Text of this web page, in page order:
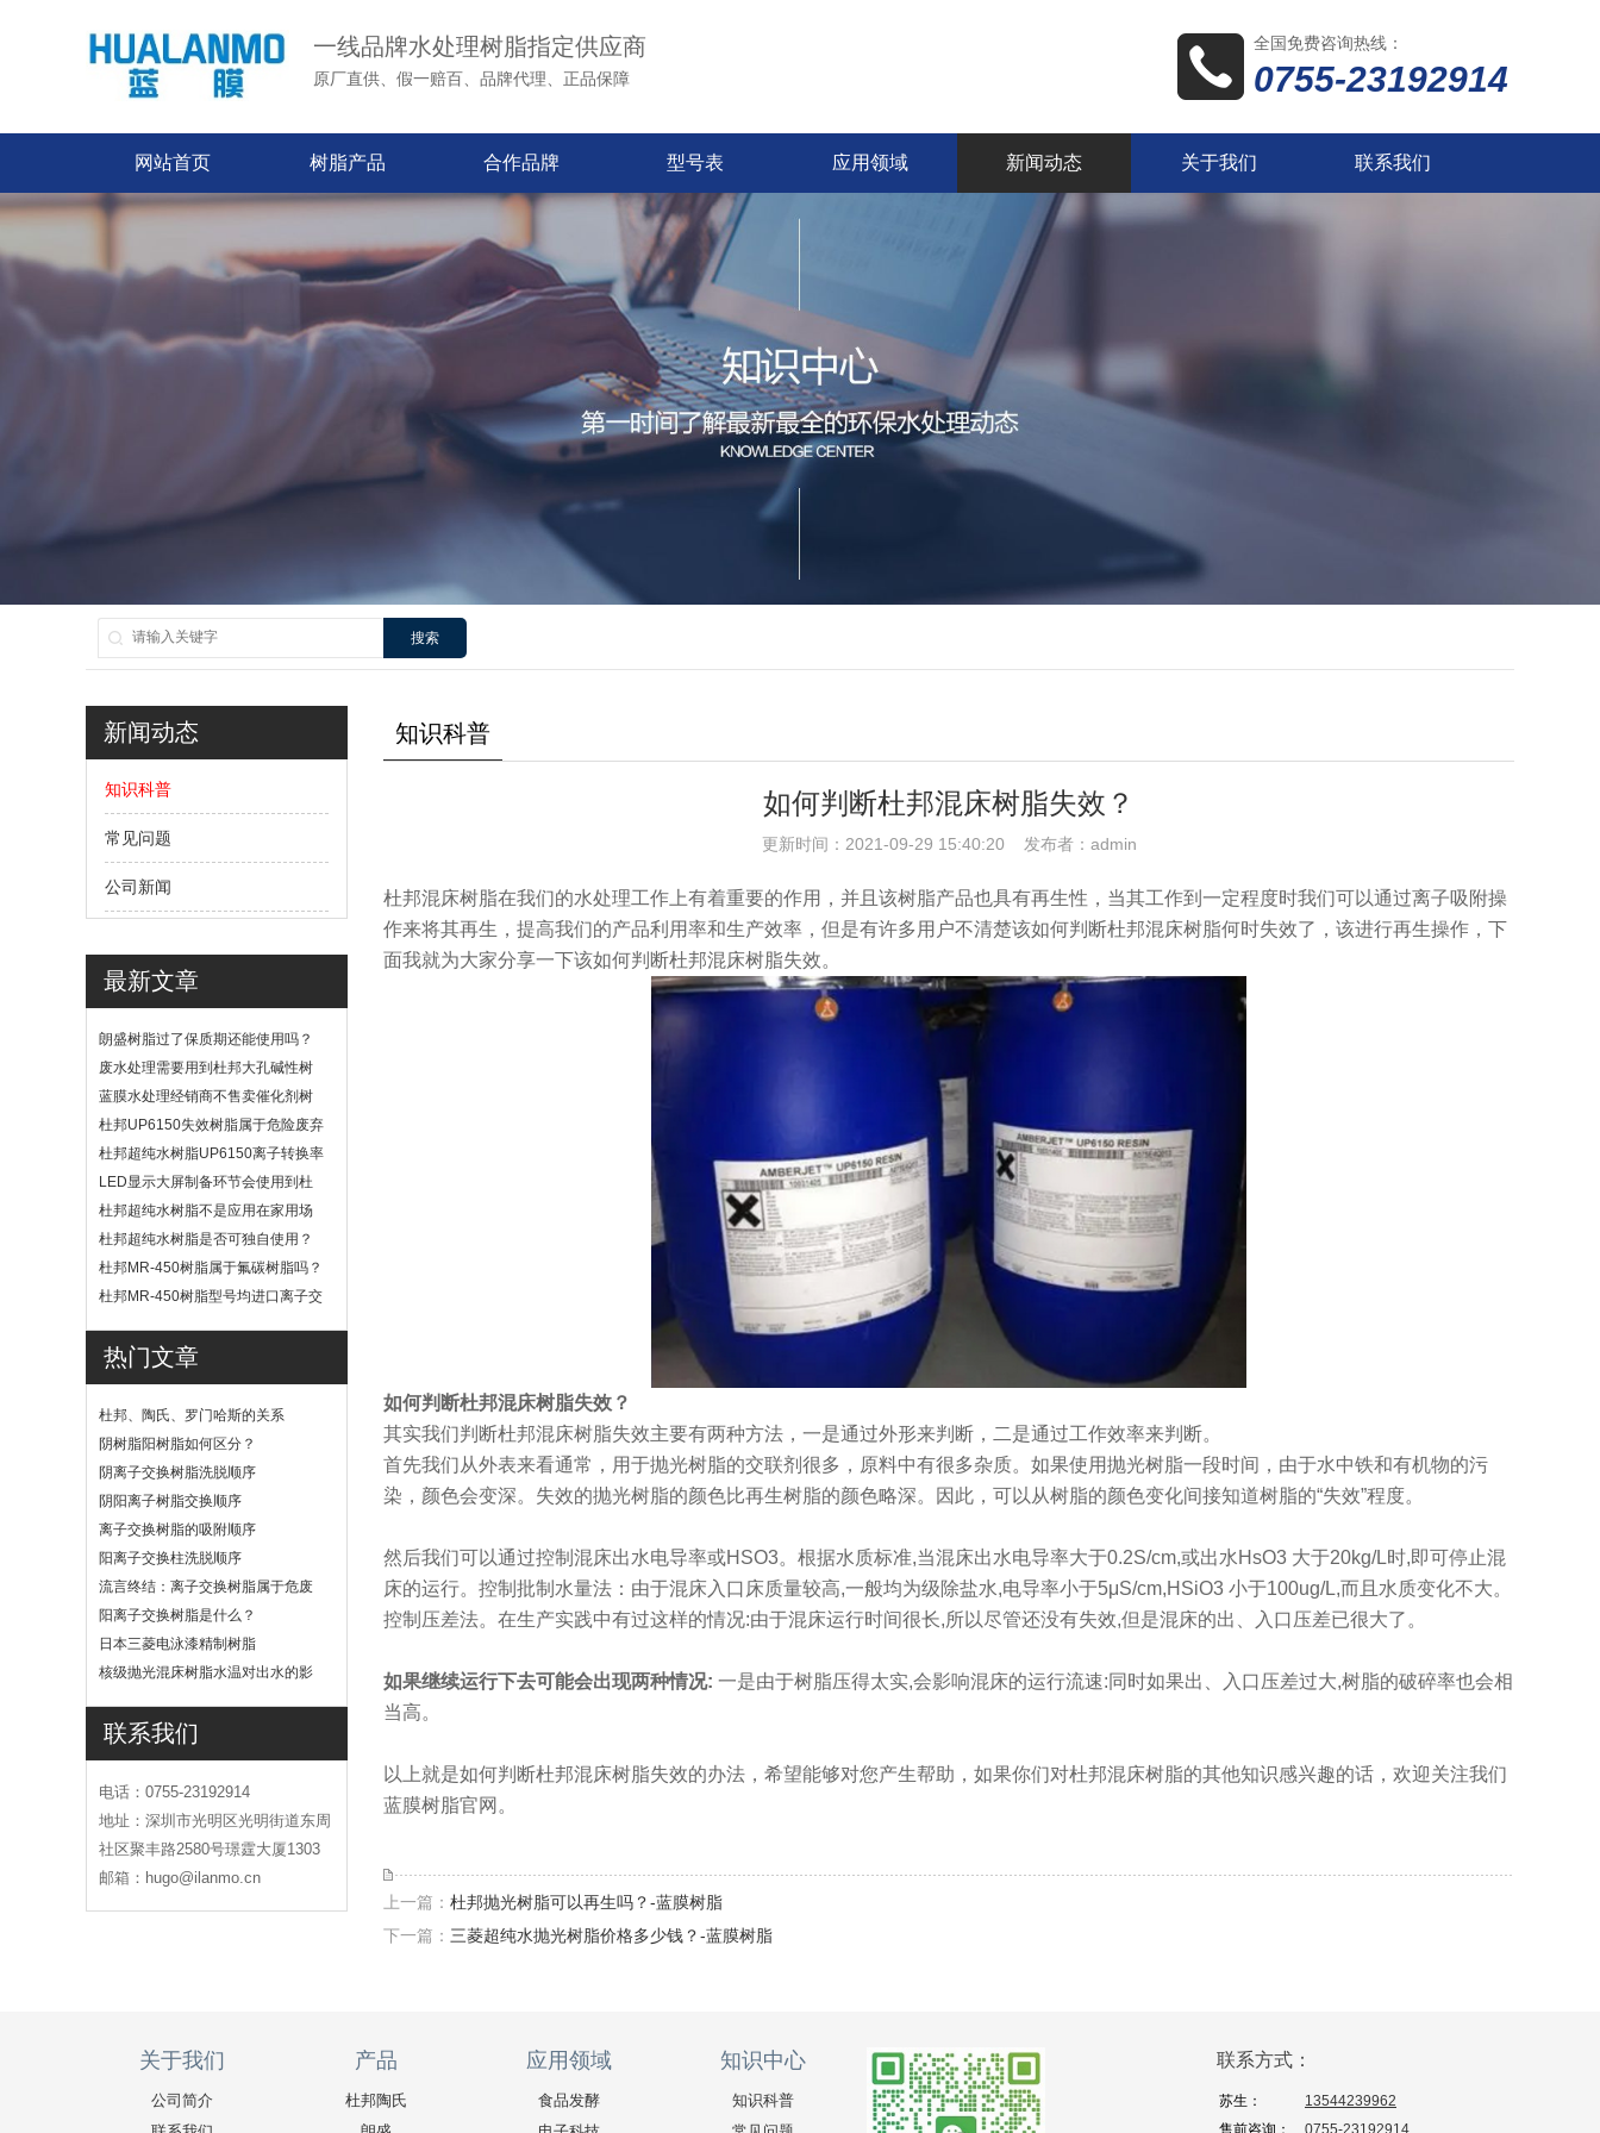
一线品牌水处理树脂指定供应商
原厂直供、假一赔百、品牌代理、正品保障
全国免费咨询热线：
0755-23192914
网站首页 树脂产品 合作品牌 型号表 应用领域 新闻动态 关于我们 联系我们
搜索
新闻动态
知识科普
常见问题
公司新闻
最新文章
朗盛树脂过了保质期还能使用吗？
废水处理需要用到杜邦大孔碱性树
脂？
蓝膜水处理经销商不售卖催化剂树
脂
杜邦UP6150失效树脂属于危险废弃
物吗？
杜邦超纯水树脂UP6150离子转换率
高吗？
LED显示大屏制备环节会使用到杜
邦UP6040树脂吗？
杜邦超纯水树脂不是应用在家用场
景
杜邦超纯水树脂是否可独自使用？
杜邦MR-450树脂属于氟碳树脂吗？
杜邦MR-450树脂型号均进口离子交
热门文章
杜邦、陶氏、罗门哈斯的关系
阴树脂阳树脂如何区分？
阴离子交换树脂洗脱顺序
阴阳离子树脂交换顺序
离子交换树脂的吸附顺序
阳离子交换柱洗脱顺序
流言终结：离子交换树脂属于危废
吗
阳离子交换树脂是什么？
日本三菱电泳漆精制树脂
核级抛光混床树脂水温对出水的影
联系我们
电话：0755-23192914
地址：深圳市光明区光明街道东周
社区聚丰路2580号璟霆大厦1303
邮箱：hugo@ilanmo.cn
知识科普
如何判断杜邦混床树脂失效？
更新时间：2021-09-29 15:40:20 发布者：admin
杜邦混床树脂在我们的水处理工作上有着重要的作用，并且该树脂产品也具有再生性，当其工作到一定程度时我们可以通过离子吸附操
作来将其再生，提高我们的产品利用率和生产效率，但是有许多用户不清楚该如何判断杜邦混床树脂何时失效了，该进行再生操作，下
面我就为大家分享一下该如何判断杜邦混床树脂失效。
如何判断杜邦混床树脂失效？
其实我们判断杜邦混床树脂失效主要有两种方法，一是通过外形来判断，二是通过工作效率来判断。
首先我们从外表来看通常，用于抛光树脂的交联剂很多，原料中有很多杂质。如果使用抛光树脂一段时间，由于水中铁和有机物的污
染，颜色会变深。失效的抛光树脂的颜色比再生树脂的颜色略深。因此，可以从树脂的颜色变化间接知道树脂的“失效”程度。
然后我们可以通过控制混床出水电导率或HSO3。根据水质标准,当混床出水电导率大于0.2S/cm,或出水HsO3 大于20kg/L时,即可停止混
床的运行。控制批制水量法：由于混床入口床质量较高,一般均为级除盐水,电导率小于5μS/cm,HSiO3 小于100ug/L,而且水质变化不大。
控制压差法。在生产实践中有过这样的情况:由于混床运行时间很长,所以尽管还没有失效,但是混床的出、入口压差已很大了。
如果继续运行下去可能会出现两种情况: 一是由于树脂压得太实,会影响混床的运行流速:同时如果出、入口压差过大,树脂的破碎率也会相
当高。
以上就是如何判断杜邦混床树脂失效的办法，希望能够对您产生帮助，如果你们对杜邦混床树脂的其他知识感兴趣的话，欢迎关注我们
蓝膜树脂官网。
上一篇： 杜邦抛光树脂可以再生吗？-蓝膜树脂
下一篇： 三菱超纯水抛光树脂价格多少钱？-蓝膜树脂
关于我们
公司简介
产品
杜邦陶氏
应用领域
食品发酵
知识中心
知识科普
联系方式：
苏生：
13544239962
售前咨询：
0755-23192914